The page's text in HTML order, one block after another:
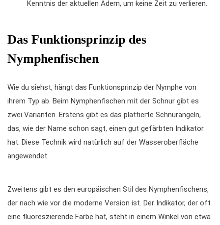
Kenntnis der aktuellen Adern, um keine Zeit zu verlieren.
Das Funktionsprinzip des
Nymphenfischen
Wie du siehst, hängt das Funktionsprinzip der Nymphe von
ihrem Typ ab. Beim Nymphenfischen mit der Schnur gibt es
zwei Varianten. Erstens gibt es das plattierte Schnurangeln,
das, wie der Name schon sagt, einen gut gefärbten Indikator
hat. Diese Technik wird natürlich auf der Wasseroberfläche
angewendet.
Zweitens gibt es den europäischen Stil des Nymphenfischens,
der nach wie vor die moderne Version ist. Der Indikator, der oft
eine fluoreszierende Farbe hat, steht in einem Winkel von etwa